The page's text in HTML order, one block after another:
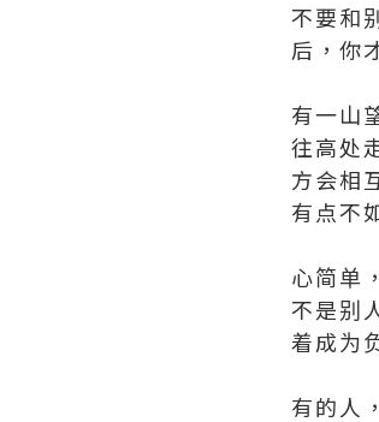
不要和
后，你
有一山
往高处
方会相
有点不
心简单
不是别
着成为
有的人